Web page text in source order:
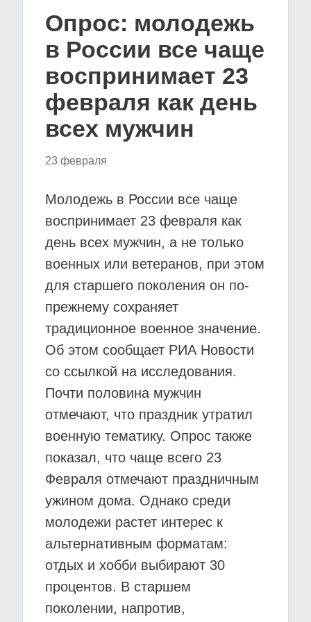
Опрос: молодежь
в России все чаще
воспринимает 23
февраля как день
всех мужчин
23 февраля
Молодежь в России все чаще
воспринимает 23 февраля как
день всех мужчин, а не только
военных или ветеранов, при этом
для старшего поколения он по-
прежнему сохраняет
традиционное военное значение.
Об этом сообщает РИА Новости
со ссылкой на исследования.
Почти половина мужчин
отмечают, что праздник утратил
военную тематику. Опрос также
показал, что чаще всего 23
Февраля отмечают праздничным
ужином дома. Однако среди
молодежи растет интерес к
альтернативным форматам:
отдых и хобби выбирают 30
процентов. В старшем
поколении, напротив,